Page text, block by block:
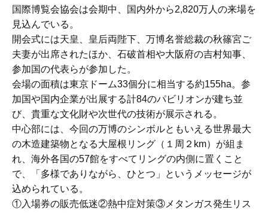
国際博覧会協会は会期中、国内外から2,820万人の来場を
見込んでいる。
開会式には天皇、皇后両陛下、万博名誉総裁の秋篠宮ご
夫妻が出席されたほか、石破首相や大阪府の吉村知事、
参加国の代表らが参加した。
会場の面積は東京ドーム33個分に相当する約155ha。参
加国や国内企業が出展する計84のパビリオンが建ち並
び、貴重な文化財や次世代の技術が展示される。
中心部には、今回の万博のシンボルともいえる世界最大
の木造建築物となる大屋根リング（１周２km）が組ま
れ、海外各国の57館をすべてリングの内側に置くこと
で、「多様でありながら、ひとつ」というメッセージが
込められている。
①入場券の販売低迷②熱中症対策③メタンガス発生リス